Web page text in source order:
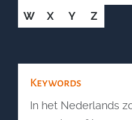
W
X Y Z
Keywords
In het Nederlands